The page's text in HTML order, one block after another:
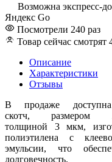
Возможна экспресс-
Яндекс Go
Посмотрели 240 раз
Товар сейчас смотрят
Описание
Характеристики
Отзывы
В продаже доступна
скотч,
толщиной 3 мкм,
полиэтилена с
эмульсии, что